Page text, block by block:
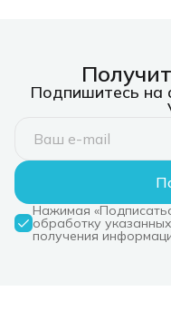
Подпишитесь на
Нажимая
обработку
получения